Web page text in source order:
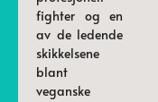
fighter og en
av de ledende
skikkelsene
blant
veganske